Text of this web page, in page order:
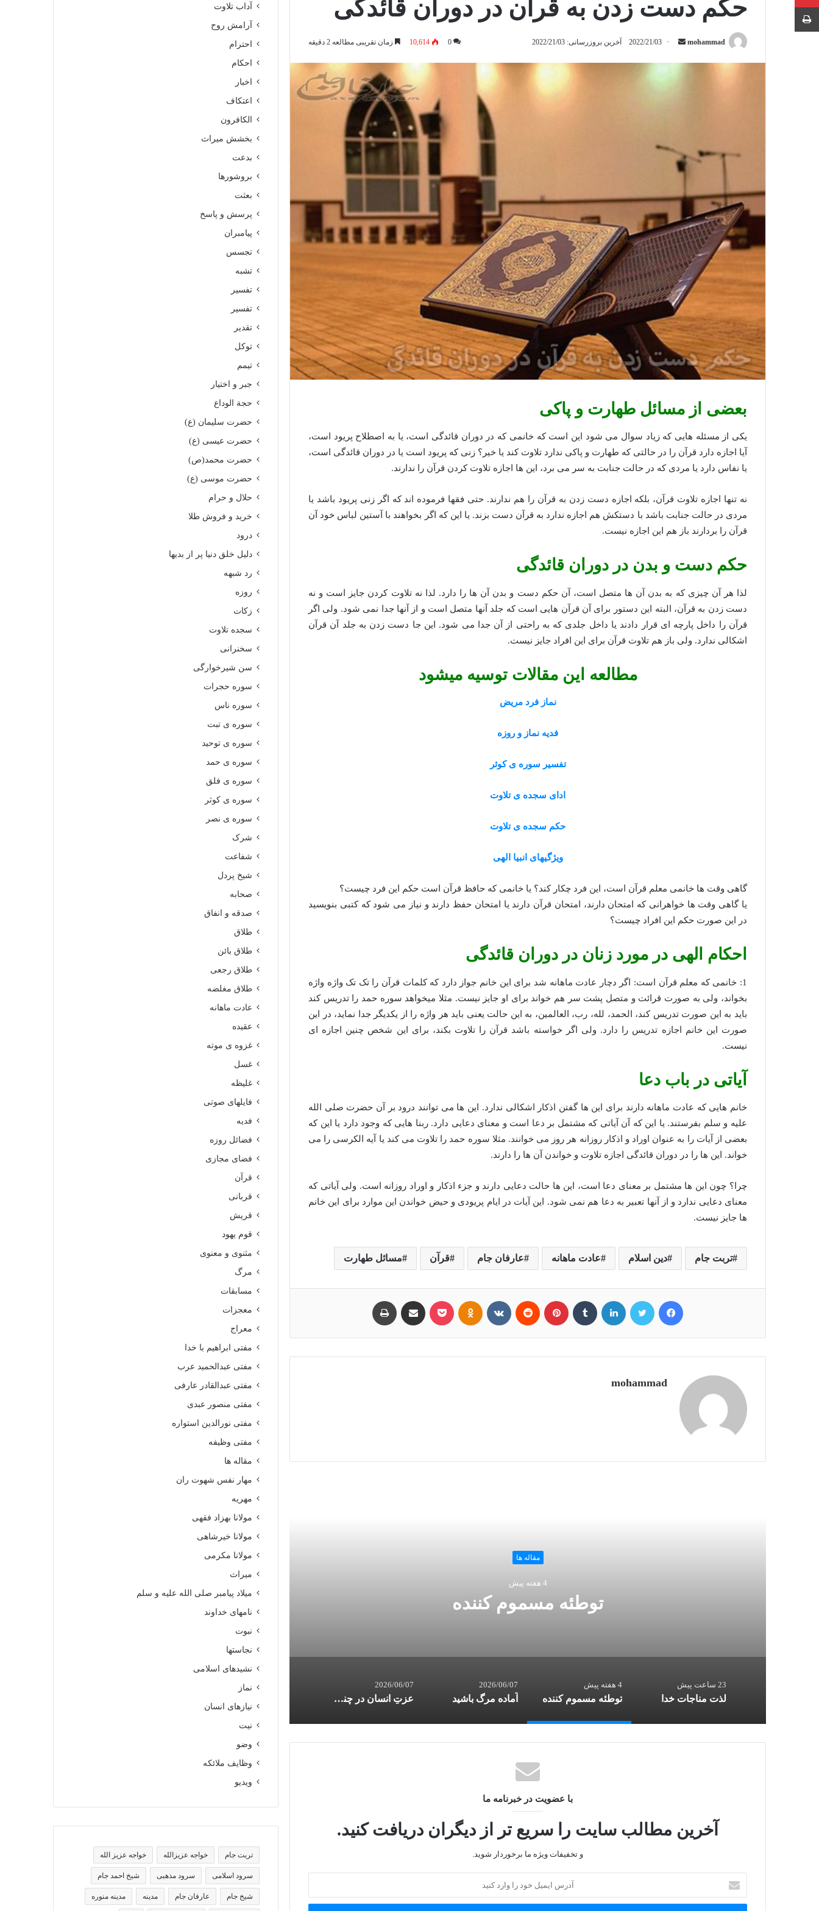
حکم دست زدن به قرآن در دوران قائدگی
mohammad
ی
م
ل
2022/21/03 آخرین بروزرسانی: 2022/21/03 0
10,614 زمان تقریبی مطالعه 2 دقیقه
بعضی از مسائل طهارت و پاکی
یکی از مسئله هایی که زیاد سوال می شود این است که خانمی که در دوران قائدگی است، یا به اصطلاح پریود است،
آیا اجازه دارد قرآن را در حالتی که طهارت و پاکی ندارد تلاوت کند یا خیر؟ زنی که پریود است یا در دوران قائدگی است،
یا نفاس دارد یا مردی که در حالت جنابت به سر می برد، این ها اجازه تلاوت کردن قرآن را ندارند.
نه تنها اجازه تلاوت قرآن، بلکه اجازه دست زدن به قرآن را هم ندارند. حتی فقها فرموده اند که اگر زنی پریود باشد یا
مردی در حالت جنابت باشد با دستکش هم اجازه ندارد به قرآن دست بزند. یا این که اگر بخواهند با آستین لباس خود آن
قرآن را بردارند باز هم این اجازه نیست.
حکم دست و بدن در دوران قائدگی
لذا هر آن چیزی که به بدن آن ها متصل است، آن حکم دست و بدن آن ها را دارد. لذا نه تلاوت کردن جایز است و نه
دست زدن به قرآن، البته این دستور برای آن قرآن هایی است که جلد آنها متصل است و از آنها جدا نمی شود. ولی اگر
قرآن را داخل پارچه ای قرار دادند یا داخل جلدی که به راحتی از آن جدا می شود. این جا دست زدن به جلد آن قرآن
اشکالی ندارد. ولی باز هم تلاوت قرآن برای این افراد جایز نیست.
مطالعه این مقالات توسیه میشود
نماز فرد مریض
فدیه نماز و روزه
تفسیر سوره ی کوثر
ادای سجده ی تلاوت
حکم سجده ی تلاوت
ویژگیهای انبیا الهی
گاهی وقت ها خانمی معلم قرآن است، این فرد چکار کند؟ یا خانمی که حافظ قرآن است حکم این فرد چیست؟
یا گاهی وقت ها خواهرانی که امتحان دارند، امتحان قرآن دارند یا امتحان حفظ دارند و نیاز می شود که کتبی بنویسید
در این صورت حکم این افراد چیست؟
احکام الهی در مورد زنان در دوران قائدگی
1: خانمی که معلم قرآن است: اگر دچار عادت ماهانه شد برای این خانم جواز دارد که کلمات قرآن را تک تک واژه واژه
بخواند، ولی به صورت قرائت و متصل پشت سر هم خواند برای او جایز نیست. مثلا میخواهد سوره حمد را تدریس کند
باید به این صورت تدریس کند، الحمد، لله، رب، العالمین، به این حالت یعنی باید هر واژه را از یکدیگر جدا نماید، در این
صورت این خانم اجازه تدریس را دارد. ولی اگر خواسته باشد قرآن را تلاوت بکند، برای این شخص چنین اجازه ای
نیست.
آیاتی در باب دعا
خانم هایی که عادت ماهانه دارند برای این ها گفتن اذکار اشکالی ندارد. این ها می توانند درود بر آن حضرت صلی الله
علیه و سلم بفرستند. یا این که آن آیاتی که مشتمل بر دعا است و معنای دعایی دارد. ربنا هایی که وجود دارد یا این که
بعضی از آیات را به عنوان اوراد و اذکار روزانه هر روز می خوانند. مثلا سوره حمد را تلاوت می کند یا آیه الکرسی را می
خواند. این ها را در دوران قائدگی اجازه تلاوت و خواندن آن ها را دارند.
چرا؟ چون این ها مشتمل بر معنای دعا است، این ها حالت دعایی دارند و جزء اذکار و اوراد روزانه است. ولی آیاتی که
معنای دعایی ندارد و از آنها تعبیر به دعا هم نمی شود. این آیات در ایام پریودی و حیض خواندن این موارد برای این خانم
ها جایز نیست.
تربت جام دین اسلام عادت ماهانه عارفان جام قرآن مسائل طهارت
mohammad
مقاله ها
4 هفته پیش
توطئه مسموم کننده
23 ساعت پیش
لذت مناجات خدا
4 هفته پیش
توطئه مسموم کننده
2026/06/07
آماده مرگ باشید
2026/06/07
عزتِ انسان در چنگ زدن به قرآن است
با عضویت در خبرنامه ما
آخرین مطالب سایت را سریع تر از دیگران دریافت کنید.
و تخفیفات ویژه ما برخوردار شوید.
ر
آداب تلاوت
آرامش روح
احترام
احکام
اخبار
اعتکاف
الکافرون
بخشش میراث
بدعت
بروشورها
بعثت
پرسش و پاسخ
پیامبران
تجسس
تشبه
تفسیر
تفسیر
تقدیر
توکل
تیمم
جبر و اختیار
حجة الوداع
حضرت سلیمان (ع)
حضرت عیسی (ع)
حضرت محمد(ص)
حضرت موسی (ع)
حلال و حرام
خرید و فروش طلا
درود
دلیل خلق دنیا پر از بدیها
رد شبهه
روزه
زکات
سجده تلاوت
سخنرانی
سن شیرخوارگی
سوره حجرات
سوره ناس
سوره ی تبت
سوره ی توحید
سوره ی حمد
سوره ی فلق
سوره ی کوثر
سوره ی نصر
شرک
شفاعت
شیخ پردل
صحابه
صدقه و انفاق
طلاق
طلاق بائن
طلاق رجعی
طلاق مغلضه
عادت ماهانه
عقیده
غزوه ی موته
غسل
غلیظه
فایلهای صوتی
فدیه
فضائل روزه
فضای مجازی
قرآن
قربانی
قریش
قوم یهود
مثنوی و معنوی
مرگ
مسابقات
معجزات
معراج
مفتی ابراهیم با خدا
مفتی عبدالحمید عرب
مفتی عبدالقادر عارفی
مفتی منصور عبدی
مفتی نورالدین استواره
مفتی وظیفه
مقاله ها
مهار نفس شهوت ران
مهریه
مولانا بهزاد فقهی
مولانا خیرشاهی
مولانا مکرمی
میراث
میلاد پیامبر صلی الله علیه و سلم
نامهای خداوند
نبوت
نجاستها
نشیدهای اسلامی
نماز
نیازهای انسان
نیت
وضو
وظایف ملائکه
ویدیو
تربت جام خواجه عزیزالله خواجه عزیز الله
سرود اسلامی سرود مذهبی شیخ احمد جام
شیخ جام عارفان جام مدینه مدینه منوره